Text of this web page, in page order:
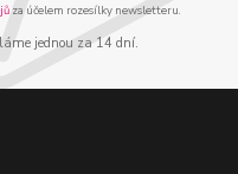
za účelem rozesílky newsletteru.
jednou za 14 dní.